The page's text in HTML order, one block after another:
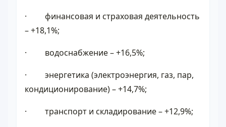
· финансовая и страховая деятельность
– +18,1%;
· водоснабжение – +16,5%;
· энергетика (электроэнергия, газ, пар,
кондиционирование) – +14,7%;
· транспорт и складирование – +12,9%;